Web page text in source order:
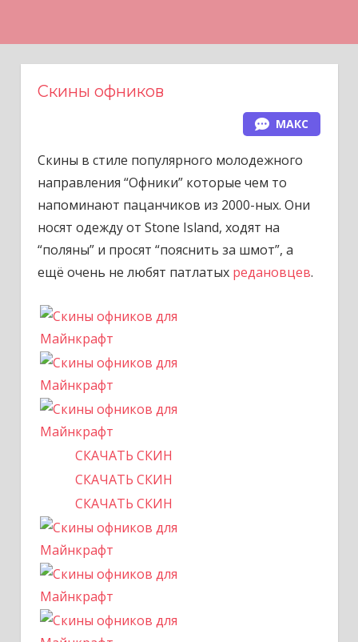
Скины офников
МАКС
Скины в стиле популярного молодежного
направления “Офники” которые чем то
напоминают пацанчиков из 2000-ных. Они
носят одежду от Stone Island, ходят на
“поляны” и просят “пояснить за шмот”, а
ещё очень не любят патлатых редановцев.
СКАЧАТЬ СКИН
СКАЧАТЬ СКИН
СКАЧАТЬ СКИН